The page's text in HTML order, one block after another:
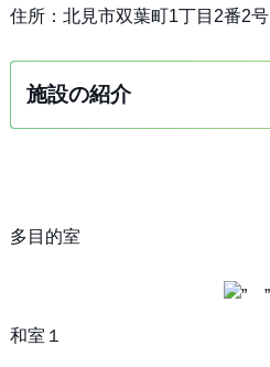
住所：北見市双葉町1丁目2番2号
施設の紹介
多目的室
和室１